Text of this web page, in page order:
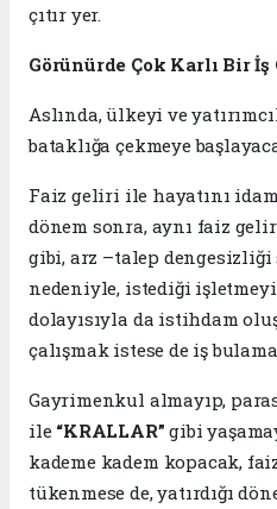
çıtır yer.
Görünürde Çok Karlı Bir
Aslında, ülkeyi ve
bataklığa çekmeye
Faiz geliri ile hayatını
dönem sonra, aynı faiz
gibi, arz –talep
nedeniyle, istediği
dolayısıyla da istihdam
çalışmak istese de iş
Gayrimenkul almayıp,
ile “KRALLAR” gibi
kademe kadem kopacak,
tükenmese de, yatırdığı